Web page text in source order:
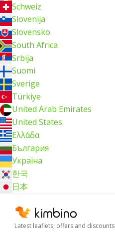
Schweiz
Slovenija
Slovensko
South Africa
Srbija
Suomi
Sverige
Türkiye
United Arab Emirates
United States
Ελλάδα
България
Україна
한국
日本
Latest leaflets, offers and discounts